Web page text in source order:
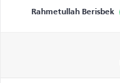
Rahmetullah Berisbek